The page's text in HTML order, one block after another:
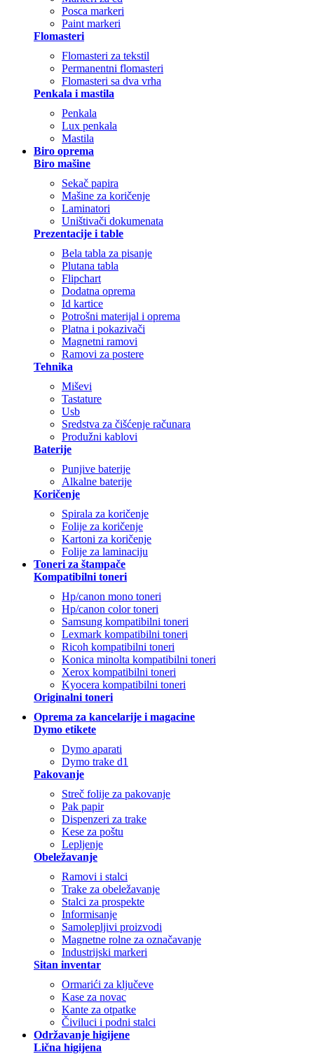
Posca markeri
Paint markeri
Flomasteri
Flomasteri za tekstil
Permanentni flomasteri
Flomasteri sa dva vrha
Penkala i mastila
Penkala
Lux penkala
Mastila
Biro oprema
Biro mašine
Sekač papira
Mašine za koričenje
Laminatori
Uništivači dokumenata
Prezentacije i table
Bela tabla za pisanje
Plutana tabla
Flipchart
Dodatna oprema
Id kartice
Potrošni materijal i oprema
Platna i pokazivači
Magnetni ramovi
Ramovi za postere
Tehnika
Miševi
Tastature
Usb
Sredstva za čišćenje računara
Produžni kablovi
Baterije
Punjive baterije
Alkalne baterije
Koričenje
Spirala za koričenje
Folije za koričenje
Kartoni za koričenje
Folije za laminaciju
Toneri za štampače
Kompatibilni toneri
Hp/canon mono toneri
Hp/canon color toneri
Samsung kompatibilni toneri
Lexmark kompatibilni toneri
Ricoh kompatibilni toneri
Konica minolta kompatibilni toneri
Xerox kompatibilni toneri
Kyocera kompatibilni toneri
Originalni toneri
Oprema za kancelarije i magacine
Dymo etikete
Dymo aparati
Dymo trake d1
Pakovanje
Streč folije za pakovanje
Pak papir
Dispenzeri za trake
Kese za poštu
Lepljenje
Obeležavanje
Ramovi i stalci
Trake za obeležavanje
Stalci za prospekte
Informisanje
Samolepljivi proizvodi
Magnetne rolne za označavanje
Industrijski markeri
Sitan inventar
Ormarići za ključeve
Kase za novac
Kante za otpatke
Čiviluci i podni stalci
Održavanje higijene
Lična higijena